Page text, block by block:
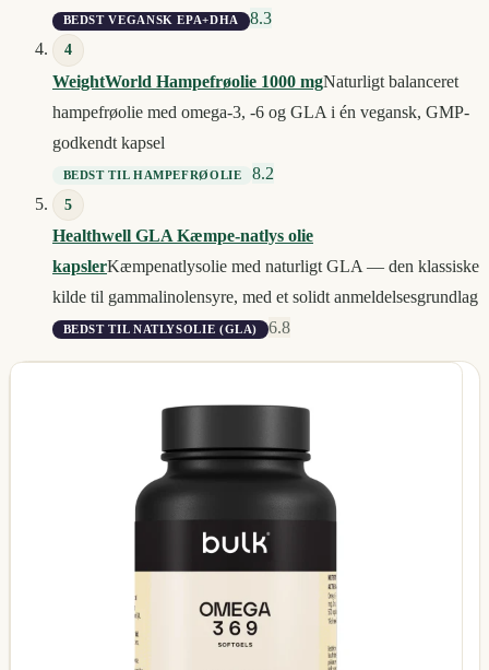
BEDST VEGANSK EPA+DHA 8.3
4
WeightWorld Hampefrøolie 1000 mgNaturligt balanceret
hampefrøolie med omega-3, -6 og GLA i én vegansk, GMP-
godkendt kapsel
BEDST TIL HAMPEFRØOLIE 8.2
5
Healthwell GLA Kæmpe-natlys olie
kapslerKæmpenatlysolie med naturligt GLA — den klassiske
kilde til gammalinolensyre, med et solidt anmeldelsesgrundlag
BEDST TIL NATLYSOLIE (GLA) 6.8